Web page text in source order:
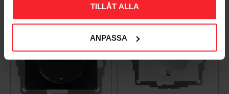
TILLÅT ALLA
ANPASSA